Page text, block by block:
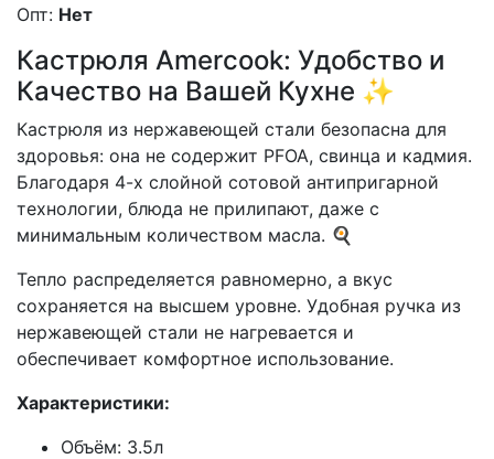
Опт: Нет
Кастрюля Amercook: Удобство и
Качество на Вашей Кухне ✨
Кастрюля из нержавеющей стали безопасна для
здоровья: она не содержит PFOA, свинца и кадмия.
Благодаря 4-х слойной сотовой антипригарной
технологии, блюда не прилипают, даже с
минимальным количеством масла. 🍳
Тепло распределяется равномерно, а вкус
сохраняется на высшем уровне. Удобная ручка из
нержавеющей стали не нагревается и
обеспечивает комфортное использование.
Характеристики:
Объём: 3.5л